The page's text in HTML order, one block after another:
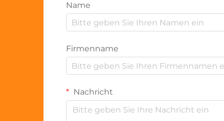
Name
Firmenname
Nachricht